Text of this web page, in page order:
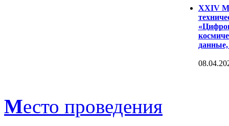
XXIV
данные,
Место проведения